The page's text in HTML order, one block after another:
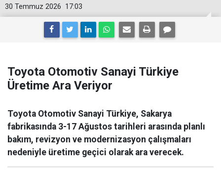
17:03
30 Temmuz 2026
Toyota Otomotiv Sanayi Türkiye
Üretime Ara Veriyor
Toyota Otomotiv Sanayi Türkiye, Sakarya
fabrikasında 3-17 Ağustos tarihleri arasında planlı
bakım, revizyon ve modernizasyon çalışmaları
nedeniyle üretime geçici olarak ara verecek.